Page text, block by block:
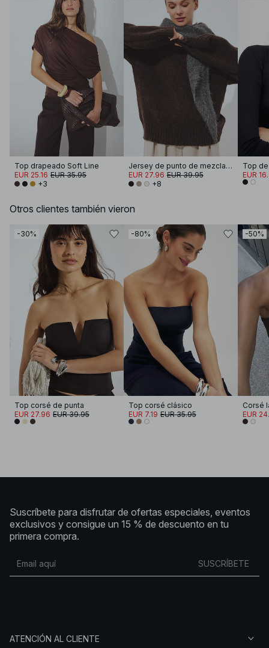
Top drapeado Soft Line
EUR 25.16 EUR 35.95
+3
Jersey de punto de mezcla de lana con cuello redondo
EUR 27.96 EUR 39.95
+8
EUR
Otros clientes también vieron
-30%
Top corsé de punta
EUR 27.96 EUR 39.95
-80%
Top corsé clásico
EUR 7.19 EUR 35.95
-50%
EUR
Suscríbete para disfrutar de ofertas especiales, eventos
exclusivos y consigue un 15 % de descuento en tu
primera compra.
SUSCRÍBETE
ATENCIÓN AL CLIENTE